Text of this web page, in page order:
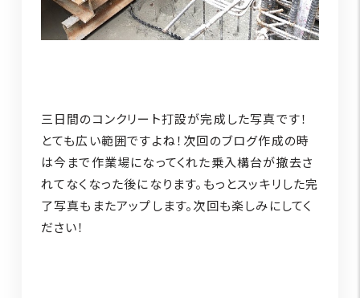
三日間のコンクリート打設が完成した写真です！
とても広い範囲ですよね！次回のブログ作成の時
は今まで作業場になってくれた乗入構台が撤去さ
れてなくなった後になります。もっとスッキリした完
了写真もまたアップします。次回も楽しみにしてく
ださい！